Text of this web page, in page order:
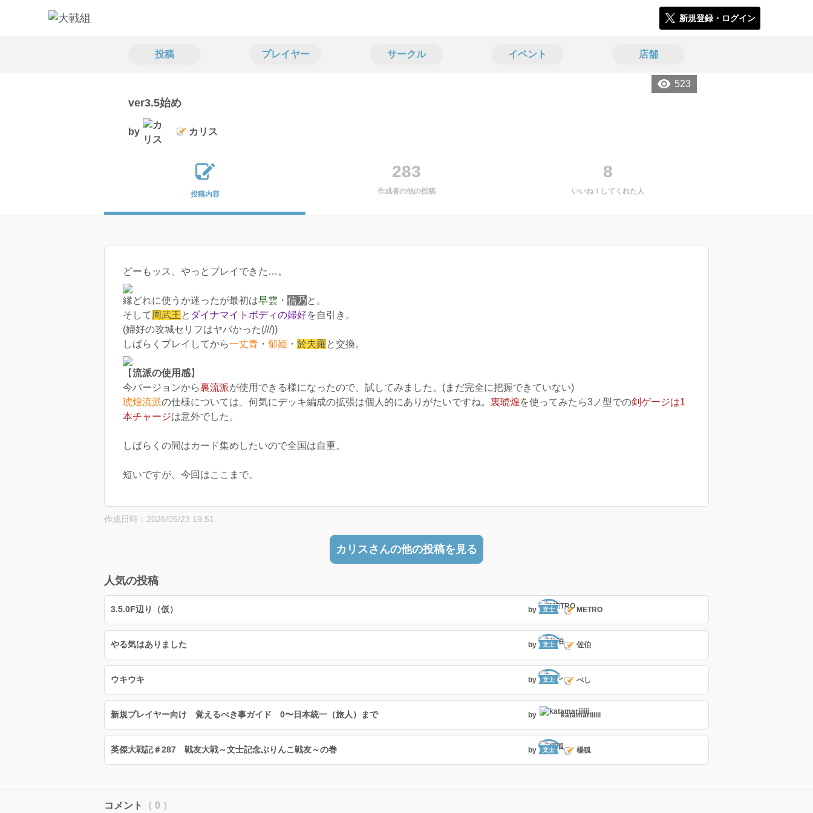
新規登録・ログイン
投稿 プレイヤー サークル イベント 店舗
523
ver3.5始め
by カリス
投稿内容
283
作成者の他の投稿
8
いいね！してくれた人
どーもッス、やっとプレイできた…。
縁どれに使うか迷ったが最初は早雲 ・ 信乃と。
そして 周武王と ダイナマイトボディの婦好を自引き。
(婦好の攻城セリフはヤバかった(///))
しばらくプレイしてから一丈青 ・ 郁姫 ・ 於夫羅と交換。
【流派の使用感】
今バージョンから裏流派が使用できる様になったので、試してみました。(まだ完全に把握できていない)
琥煌流派の仕様については、何気にデッキ編成の拡張は個人的にありがたいですね。 裏琥煌を使ってみたら3ノ型での剣ゲージは1
本チャージは意外でした。
しばらくの間はカード集めしたいので全国は自重。
短いですが、今回はここまで。
作成日時：2026/05/23 19:51
カリスさんの他の投稿を見る
人気の投稿
3.5.0F辺り（仮） by 文士 METRO
やる気はありました by 文士 佐伯
ウキウキ by 文士 べし
新規プレイヤー向け 覚えるべき事ガイド 0〜日本統一（旅人）まで by katamariiiiii
英傑大戦記＃287 戦友大戦～文士記念ぶりんこ戦友～の巻 by 文士 楊狐
コメント （ 0 ）